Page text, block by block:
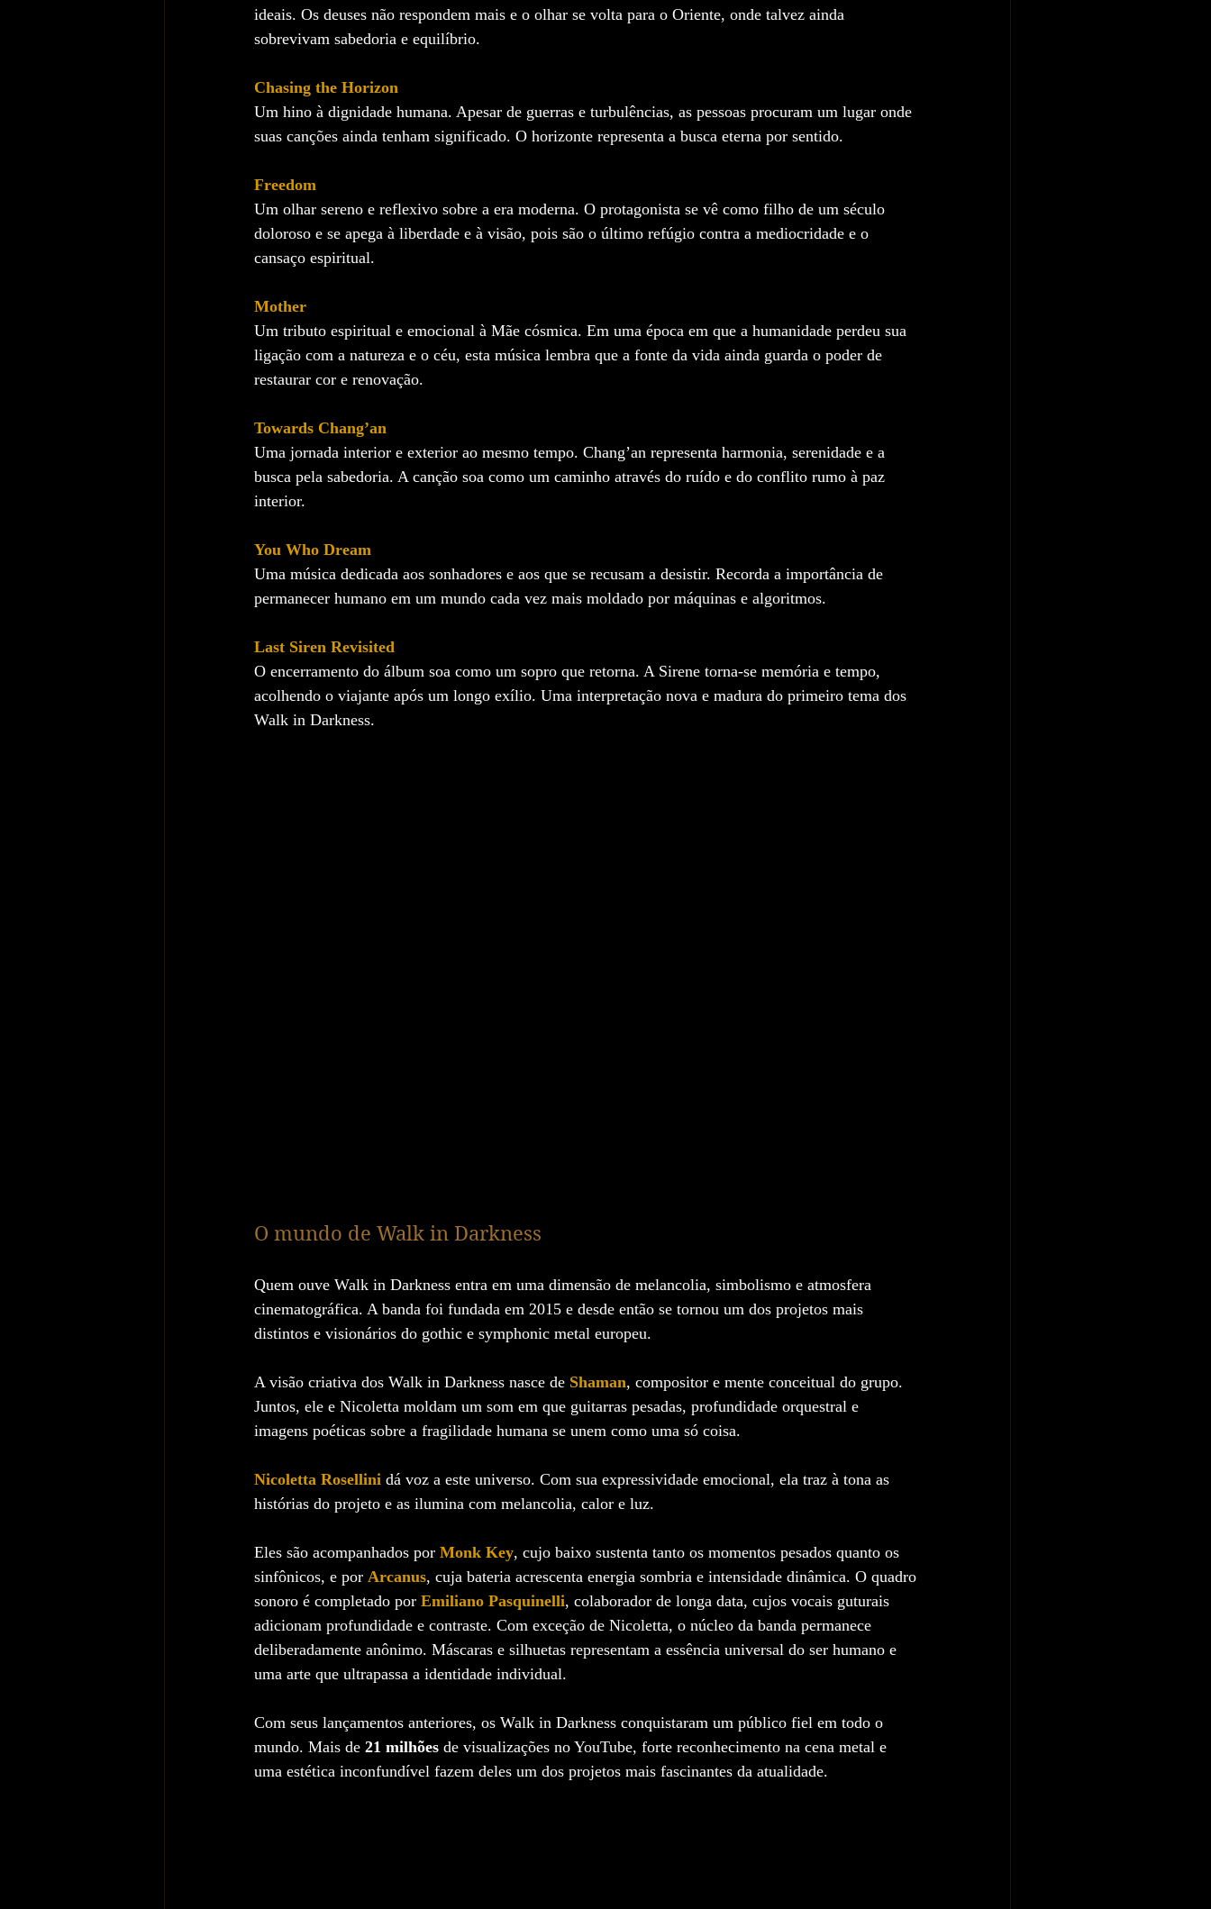
ideais. Os deuses não respondem mais e o olhar se volta para o Oriente, onde talvez ainda
sobrevivam sabedoria e equilíbrio.
Chasing the Horizon
Um hino à dignidade humana. Apesar de guerras e turbulências, as pessoas procuram um lugar onde
suas canções ainda tenham significado. O horizonte representa a busca eterna por sentido.
Freedom
Um olhar sereno e reflexivo sobre a era moderna. O protagonista se vê como filho de um século
doloroso e se apega à liberdade e à visão, pois são o último refúgio contra a mediocridade e o
cansaço espiritual.
Mother
Um tributo espiritual e emocional à Mãe cósmica. Em uma época em que a humanidade perdeu sua
ligação com a natureza e o céu, esta música lembra que a fonte da vida ainda guarda o poder de
restaurar cor e renovação.
Towards Chang’an
Uma jornada interior e exterior ao mesmo tempo. Chang’an representa harmonia, serenidade e a
busca pela sabedoria. A canção soa como um caminho através do ruído e do conflito rumo à paz
interior.
You Who Dream
Uma música dedicada aos sonhadores e aos que se recusam a desistir. Recorda a importância de
permanecer humano em um mundo cada vez mais moldado por máquinas e algoritmos.
Last Siren Revisited
O encerramento do álbum soa como um sopro que retorna. A Sirene torna-se memória e tempo,
acolhendo o viajante após um longo exílio. Uma interpretação nova e madura do primeiro tema dos
Walk in Darkness.
O mundo de Walk in Darkness
Quem ouve Walk in Darkness entra em uma dimensão de melancolia, simbolismo e atmosfera
cinematográfica. A banda foi fundada em 2015 e desde então se tornou um dos projetos mais
distintos e visionários do gothic e symphonic metal europeu.
A visão criativa dos Walk in Darkness nasce de Shaman, compositor e mente conceitual do grupo.
Juntos, ele e Nicoletta moldam um som em que guitarras pesadas, profundidade orquestral e
imagens poéticas sobre a fragilidade humana se unem como uma só coisa.
Nicoletta Rosellini dá voz a este universo. Com sua expressividade emocional, ela traz à tona as
histórias do projeto e as ilumina com melancolia, calor e luz.
Eles são acompanhados por Monk Key, cujo baixo sustenta tanto os momentos pesados quanto os
sinfônicos, e por Arcanus, cuja bateria acrescenta energia sombria e intensidade dinâmica. O quadro
sonoro é completado por Emiliano Pasquinelli, colaborador de longa data, cujos vocais guturais
adicionam profundidade e contraste. Com exceção de Nicoletta, o núcleo da banda permanece
deliberadamente anônimo. Máscaras e silhuetas representam a essência universal do ser humano e
uma arte que ultrapassa a identidade individual.
Com seus lançamentos anteriores, os Walk in Darkness conquistaram um público fiel em todo o
mundo. Mais de 21 milhões de visualizações no YouTube, forte reconhecimento na cena metal e
uma estética inconfundível fazem deles um dos projetos mais fascinantes da atualidade.